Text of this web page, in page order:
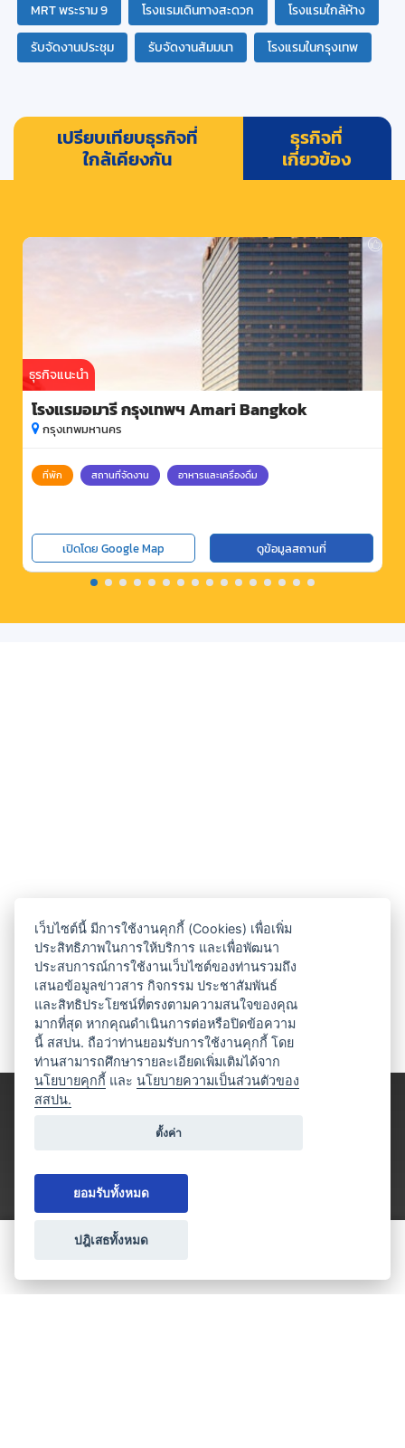
MRT พระราม 9
โรงแรมเดินทางสะดวก
โรงแรมใกล้ห้าง
รับจัดงานประชุม
รับจัดงานสัมมนา โรงแรมในกรุงเทพ
เปรียบเทียบธุรกิจที่
ใกล้เคียงกัน
ธุรกิจที่
เกี่ยวข้อง
ธุรกิจแนะนำ
โรงแรมอมารี กรุงเทพฯ Amari Bangkok
กรุงเทพมหานคร
ที่พัก สถานที่จัดงาน อาหารและเครื่องดื่ม
เปิดโดย Google Map ดูข้อมูลสถานที่
ประเภทธุรกิจไมซ์
เว็บไซต์นี้ มีการใช้งานคุกกี้ (Cookies) เพื่อเพิ่ม
ประสิทธิภาพในการให้บริการ และเพื่อพัฒนา
ประสบการณ์การใช้งานเว็บไซต์ของท่านรวมถึง
เสนอข้อมูลข่าวสาร กิจกรรม ประชาสัมพันธ์
และสิทธิประโยชน์ที่ตรงตามความสนใจของคุณ
มากที่สุด หากคุณดำเนินการต่อหรือปิดข้อความ
นี้ สสปน. ถือว่าท่านยอมรับการใช้งานคุกกี้ โดย
ท่านสามารถศึกษารายละเอียดเพิ่มเติมได้จาก
นโยบายคุกกี้ และนโยบายความเป็นส่วนตัวของ
สสปน.
ตั้งค่า
ยอมรับทั้งหมด
ปฎิเสธทั้งหมด